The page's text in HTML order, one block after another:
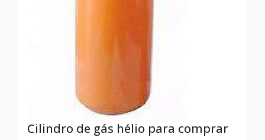
Cilindro de gás hélio para comprar